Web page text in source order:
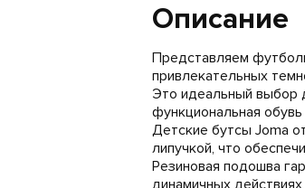
Описание
Представляем
привлекательных
Это идеальный выбор
функциональная
Детские бутсы Joma
липучкой, что
Резиновая подошва
динамичных действиях